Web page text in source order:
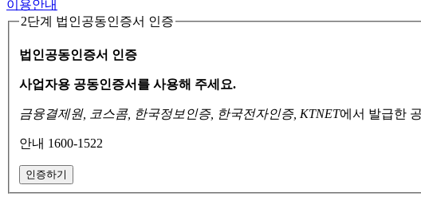
이용안내
2단계 법인공동인증서 인증
법인공동인증서 인증
사업자용 공동인증서를 사용해 주세요.
금융결제원, 코스콤, 한국정보인증, 한국전자인증, KTNET에서 발급한
안내 1600-1522
인증하기